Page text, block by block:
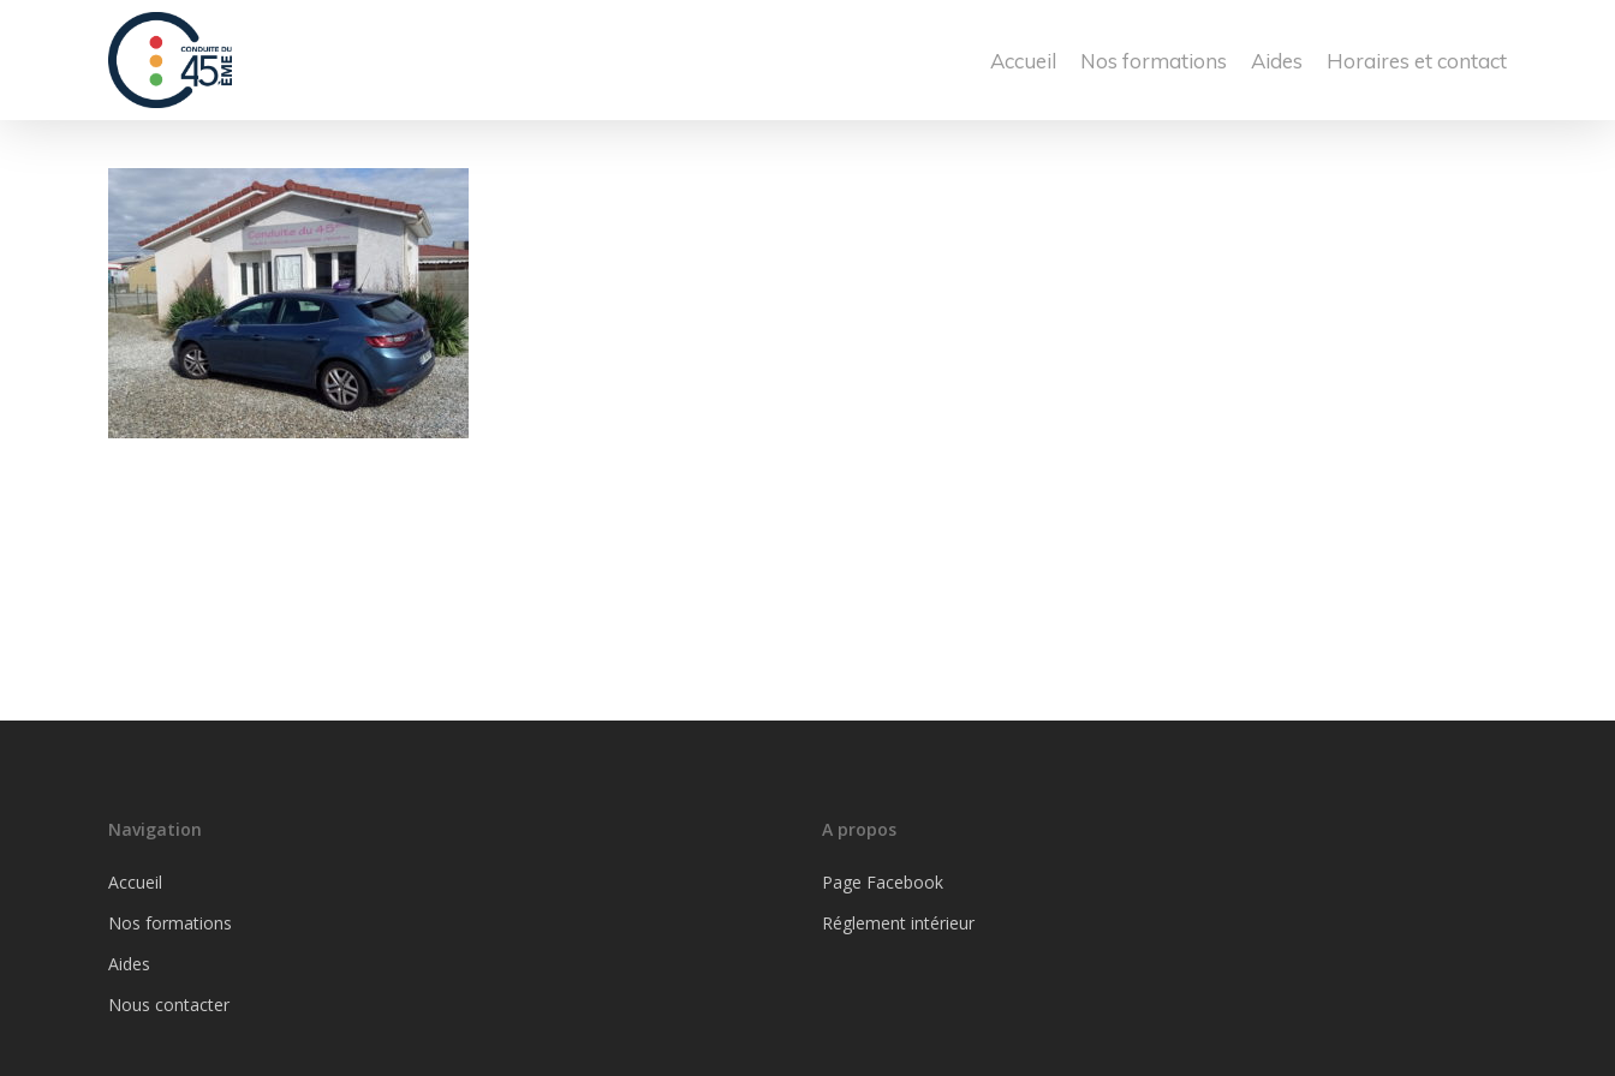
Hit enter to search or ESC to close
Accueil Nos formations Aides Horaires et contact
Navigation
Accueil
Nos formations
Aides
Nous contacter
A propos
Page Facebook
Réglement intérieur